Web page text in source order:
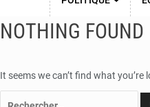
NOTHING FOUND
It seems we can’t find what